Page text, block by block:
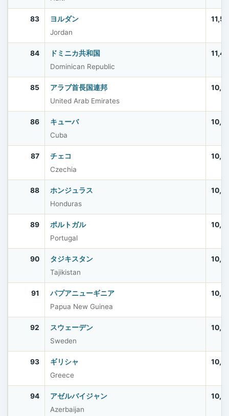
83
ヨルダン
Jordan
84
ドミニカ共和国
Dominican Republic
85
アラブ首長国連邦
United Arab Emirates
86
キューバ
Cuba
87
チェコ
Czechia
88
ホンジュラス
Honduras
89
ポルトガル
Portugal
90
タジキスタン
Tajikistan
91
パプアニューギニア
Papua New Guinea
92
スウェーデン
Sweden
93
ギリシャ
Greece
94
アゼルバイジャン
Azerbaijan